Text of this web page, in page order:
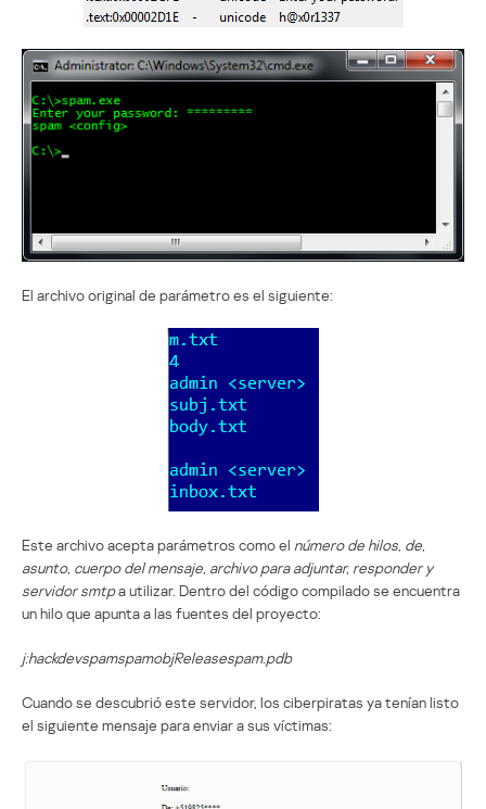
El archivo original de parámetro es el siguiente:
Este archivo acepta parámetros como el número de hilos, de,
asunto, cuerpo del mensaje, archivo para adjuntar, responder y
servidor smtpa utilizar. Dentro del código compilado se encuentra
un hilo que apunta a las fuentes del proyecto:
j:hackdevspamspamobjReleasespam.pdb
Cuando se descubrió este servidor, los ciberpiratas ya tenían listo
el siguiente mensaje para enviar a sus víctimas: